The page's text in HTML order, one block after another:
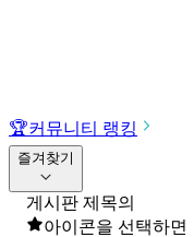
🏆커뮤니티 랭킹
즐겨찾기
게시판 제목의
아이콘을 선택하면